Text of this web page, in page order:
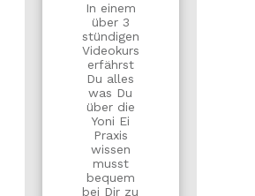
In einem
über 3
stündigen
Videokurs
erfährst
Du alles
was Du
über die
Yoni Ei
Praxis
wissen
musst
bequem
bei Dir zu